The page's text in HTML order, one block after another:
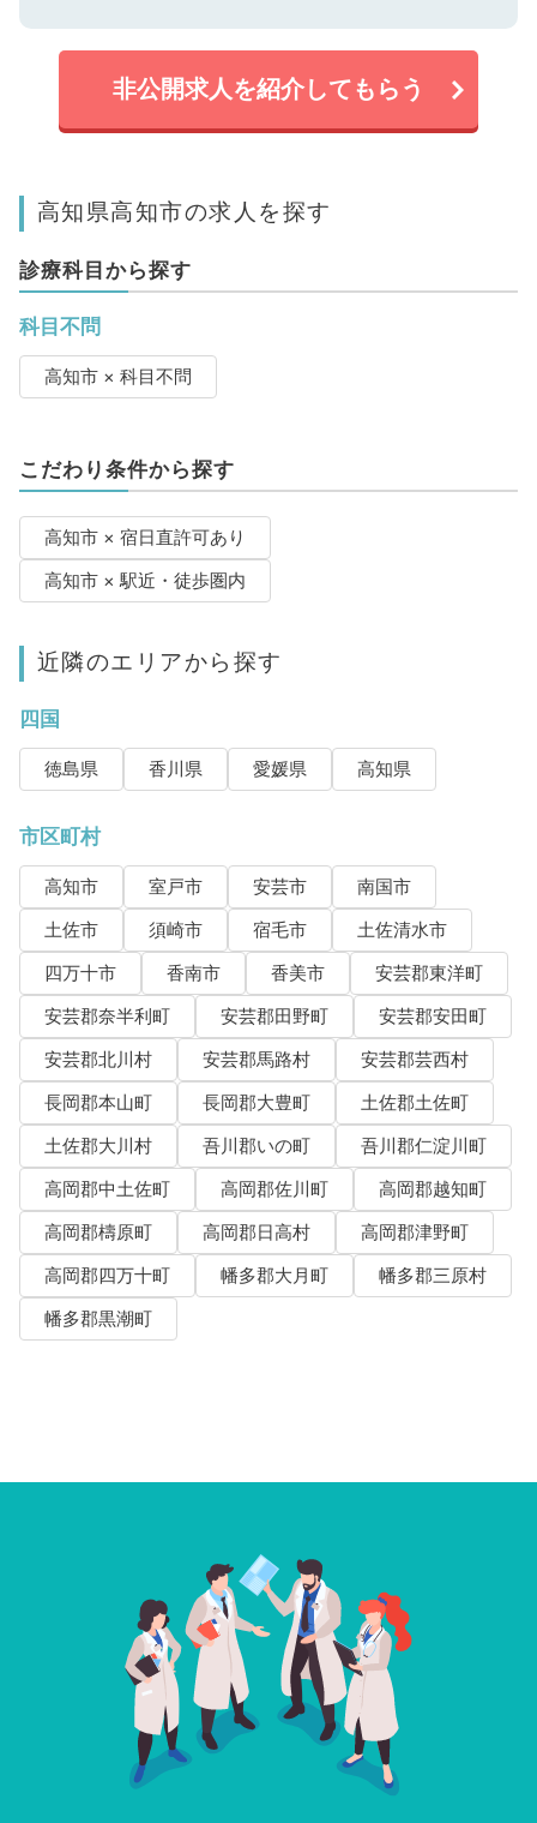
非公開求人を紹介してもらう
高知県高知市の求人を探す
診療科目から探す
科目不問
高知市 × 科目不問
こだわり条件から探す
高知市 × 宿日直許可あり
高知市 × 駅近・徒歩圏内
近隣のエリアから探す
四国
徳島県 香川県 愛媛県 高知県
市区町村
高知市 室戸市 安芸市
南国市
土佐市
須崎市 宿毛市
土佐清水市
四万十市
香南市 香美市
安芸郡東洋町
安芸郡奈半利町
安芸郡田野町
安芸郡安田町
安芸郡北川村
安芸郡馬路村
安芸郡芸西村
長岡郡本山町
長岡郡大豊町
土佐郡土佐町
土佐郡大川村
吾川郡いの町
吾川郡仁淀川町
高岡郡中土佐町
高岡郡佐川町
高岡郡越知町
高岡郡檮原町
高岡郡日高村
高岡郡津野町
高岡郡四万十町
幡多郡大月町
幡多郡三原村
幡多郡黒潮町